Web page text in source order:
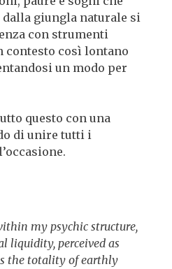
dalla giungla naturale si
con strumenti
contesto così lontano
un modo per
questo con una
di unire tutti i
my psychic structure,
liquidity, perceived as
the totality of earthly